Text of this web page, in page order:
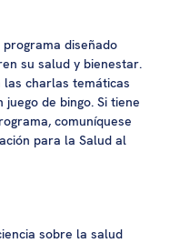
programa diseñado
su salud y bienestar.
las charlas temáticas
de bingo. Si tiene
comuníquese
para la Salud al
sobre la salud